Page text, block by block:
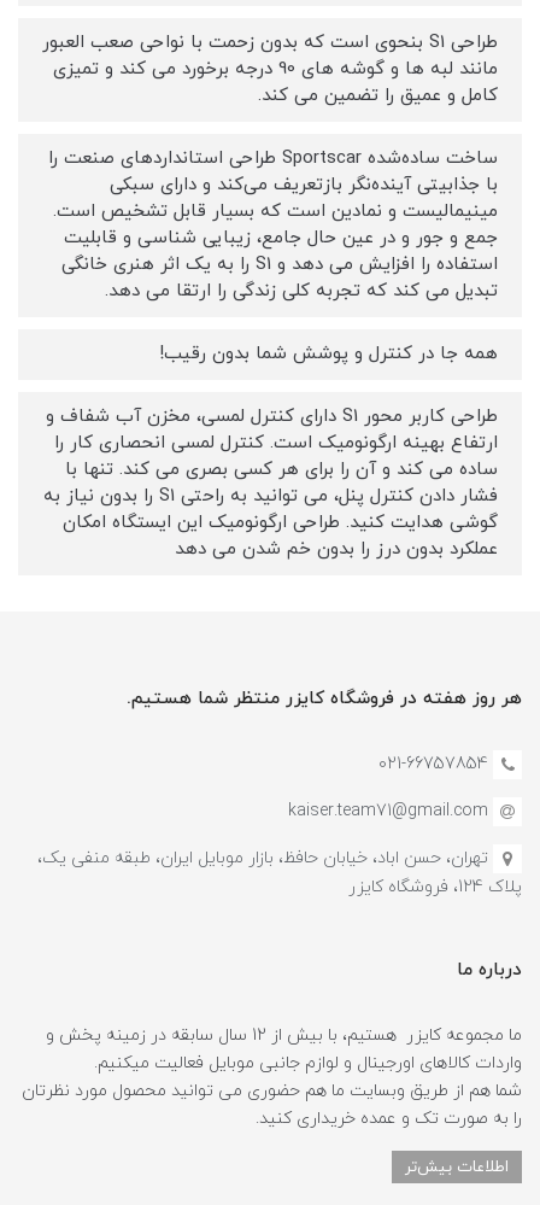
طراحی S1 بنحوی است که بدون زحمت با نواحی صعب العبور
مانند لبه ها و گوشه های 90 درجه برخورد می کند و تمیزی
کامل و عمیق را تضمین می کند.
ساخت ساده‌شده Sportscar طراحی استانداردهای صنعت را
با جذابیتی آینده‌نگر بازتعریف می‌کند و دارای سبکی
مینیمالیست و نمادین است که بسیار قابل تشخیص است.
جمع و جور و در عین حال جامع، زیبایی شناسی و قابلیت
استفاده را افزایش می دهد و S1 را به یک اثر هنری خانگی
تبدیل می کند که تجربه کلی زندگی را ارتقا می دهد.
همه جا در کنترل و پوشش شما بدون رقیب!
طراحی کاربر محور S1 دارای کنترل لمسی، مخزن آب شفاف و
ارتفاع بهینه ارگونومیک است. کنترل لمسی انحصاری کار را
ساده می کند و آن را برای هر کسی بصری می کند. تنها با
فشار دادن کنترل پنل، می توانید به راحتی S1 را بدون نیاز به
گوشی هدایت کنید. طراحی ارگونومیک این ایستگاه امکان
عملکرد بدون درز را بدون خم شدن می دهد
هر روز هفته در فروشگاه کایزر منتظر شما هستیم.
021-66757854
kaiser.team71@gmail.com
تهران، حسن اباد، خیابان حافظ، بازار موبایل ایران، طبقه منفی یک،
پلاک 124، فروشگاه کایزر
درباره ما
ما مجموعه کایزر هستیم، با بیش از 12 سال سابقه در زمینه پخش و
واردات کالاهای اورجینال و لوازم جانبی موبایل فعالیت میکنیم.
شما هم از طریق وبسایت ما هم حضوری می توانید محصول مورد نظرتان
را به صورت تک و عمده خریداری کنید.
اطلاعات بیش‌تر